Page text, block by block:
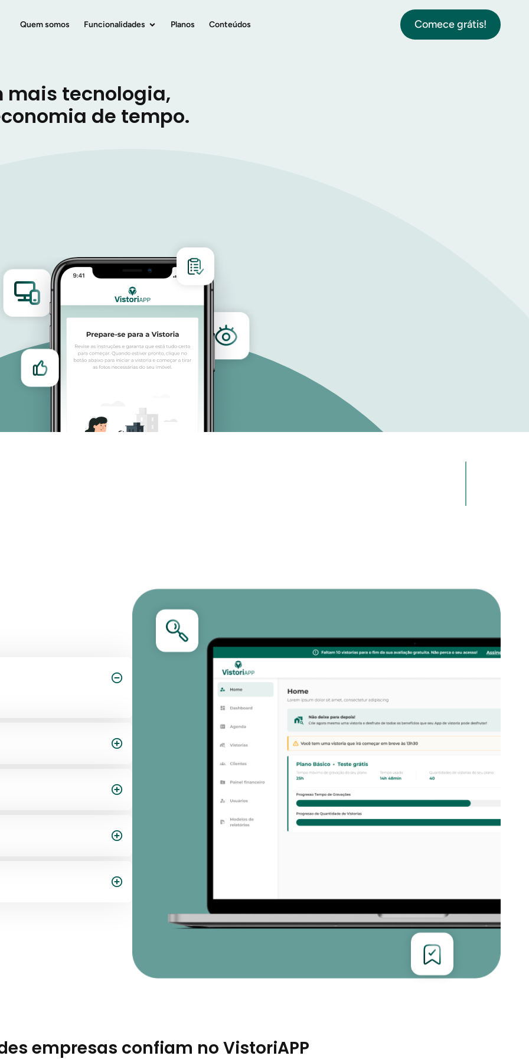
Quem somos Funcionalidades Planos Conteúdos Comece grátis!
tecnologia,
de tempo.
empresas confiam no VistoriAPP